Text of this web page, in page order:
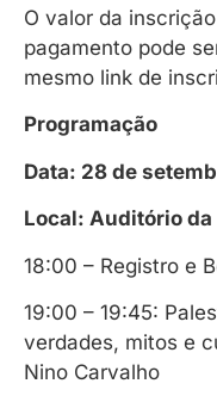
O valor da
pagamento pode
mesmo link de
Programação
Data: 28 de
Local: Auditório da
18:00 – Registro e
19:00 – 19:45:
verdades, mitos e
Nino Carvalho